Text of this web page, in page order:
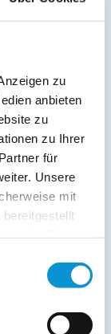
zu
anbieten
zu
zu Ihrer
für
Unsere
mit
in Rettin